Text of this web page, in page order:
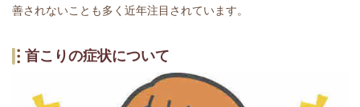
善されないことも多く近年注目されています。
首こりの症状について